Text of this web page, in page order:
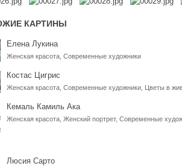
КАРТИНЫ
Елена Лукина
Женская красота, Современные художники
Костас Цигрис
Женская красота, Современные художники, Цветы в
Кемаль Камиль Ака
Женская красота, Женский портрет, Современные
Люсия Сарто